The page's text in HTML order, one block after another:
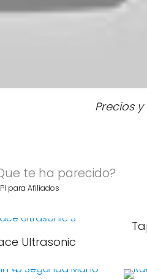
Precios
te ha parecido?
para Afiliados
Ultrasonic